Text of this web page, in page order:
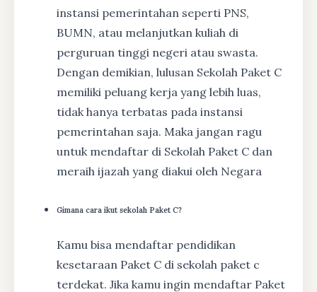
instansi pemerintahan seperti PNS,
BUMN, atau melanjutkan kuliah di
perguruan tinggi negeri atau swasta.
Dengan demikian, lulusan Sekolah Paket C
memiliki peluang kerja yang lebih luas,
tidak hanya terbatas pada instansi
pemerintahan saja. Maka jangan ragu
untuk mendaftar di Sekolah Paket C dan
meraih ijazah yang diakui oleh Negara
Gimana cara ikut sekolah Paket C?
Kamu bisa mendaftar pendidikan
kesetaraan Paket C di sekolah paket c
terdekat. Jika kamu ingin mendaftar Paket